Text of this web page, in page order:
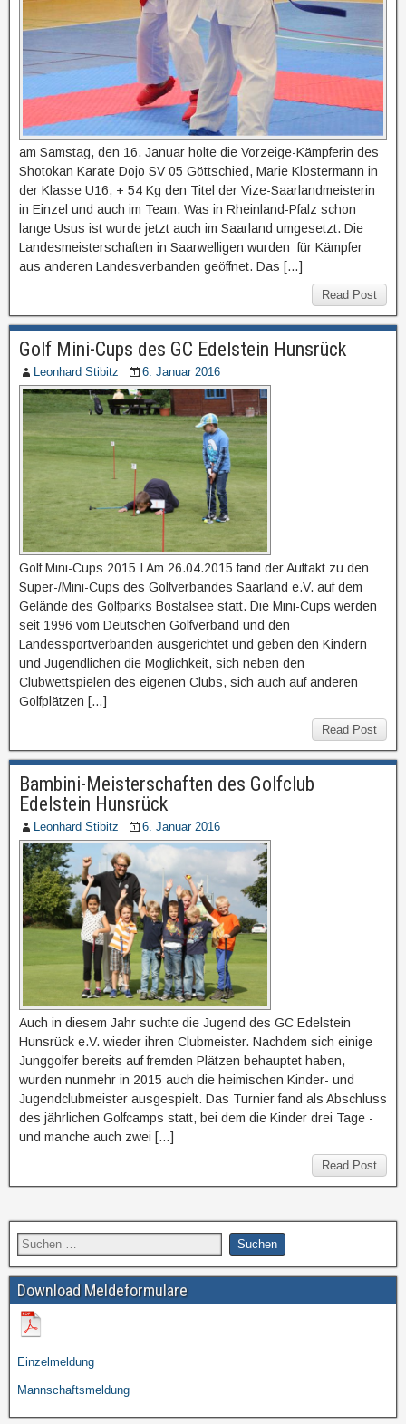
am Samstag, den 16. Januar holte die Vorzeige-Kämpferin des
Shotokan Karate Dojo SV 05 Göttschied, Marie Klostermann in
der Klasse U16, + 54 Kg den Titel der Vize-Saarlandmeisterin
in Einzel und auch im Team. Was in Rheinland-Pfalz schon
lange Usus ist wurde jetzt auch im Saarland umgesetzt. Die
Landesmeisterschaften in Saarwelligen wurden für Kämpfer
aus anderen Landesverbanden geöffnet. Das […]
Read Post
Golf Mini-Cups des GC Edelstein Hunsrück
Leonhard Stibitz 6. Januar 2016
Golf Mini-Cups 2015 I Am 26.04.2015 fand der Auftakt zu den
Super-/Mini-Cups des Golfverbandes Saarland e.V. auf dem
Gelände des Golfparks Bostalsee statt. Die Mini-Cups werden
seit 1996 vom Deutschen Golfverband und den
Landessportverbänden ausgerichtet und geben den Kindern
und Jugendlichen die Möglichkeit, sich neben den
Clubwettspielen des eigenen Clubs, sich auch auf anderen
Golfplätzen […]
Read Post
Bambini-Meisterschaften des Golfclub
Edelstein Hunsrück
Leonhard Stibitz 6. Januar 2016
Auch in diesem Jahr suchte die Jugend des GC Edelstein
Hunsrück e.V. wieder ihren Clubmeister. Nachdem sich einige
Junggolfer bereits auf fremden Plätzen behauptet haben,
wurden nunmehr in 2015 auch die heimischen Kinder- und
Jugendclubmeister ausgespielt. Das Turnier fand als Abschluss
des jährlichen Golfcamps statt, bei dem die Kinder drei Tage -
und manche auch zwei […]
Read Post
Download Meldeformulare
Einzelmeldung
Mannschaftsmeldung